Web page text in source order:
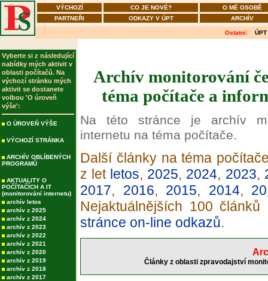
VÝCHOZÍ CO JE NOVÉ?
O MÉ OSOBĚ
PARTNEŘI
ODKAZY V ÚPT ARCHÍV
Ostatní: ÚPT
Vyberte si z následující
nabídky mých aktivit v
oblasti počítačů. Na
výchozí stránku mých
aktivit se dostanete
volbou 'O úroveň
výše':
O ÚROVEŇ VÝŠE
VÝCHOZÍ STRÁNKA
ARCHÍV OBLÍBENÝCH
PROGRAMŮ
AKTUALITY O
POČÍTAČÍCH A IT
(monitorování internetu)
archív letos
archív z 2025
archív z 2024
archív z 2023
archív z 2022
archív z 2021
archív z 2020
archív z 2019
archív z 2018
archív z 2017
Archív monitorování
téma počítače a
Na této stránce je archív
internetu na téma počítače.
Další články na téma
z let letos, 2025, 2024, 2023,
2017, 2016, 2015, 2014,
Nejaktuálnějších 100
stránce on-line odkazů.
Články z oblasti zpravodajství